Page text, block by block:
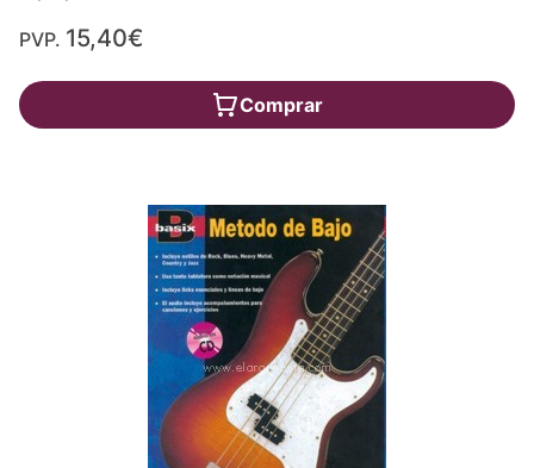
PVP. 15,40€
Comprar